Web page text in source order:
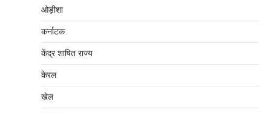
ओड़ीशा
कर्नाटक
केंद्र शाषित राज्य
केरल
खेल